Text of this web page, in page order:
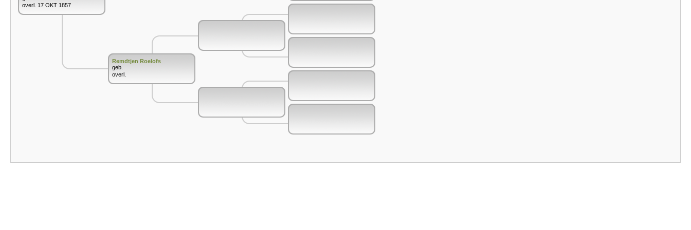
overl. 17 OKT 1857
Remdtjen Roelofs
geb.
overl.